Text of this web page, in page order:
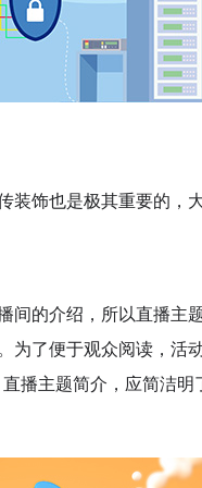
饰也是极其重要的，大
的介绍，所以直播主
为了便于观众阅读，活
播主题简介，应简洁